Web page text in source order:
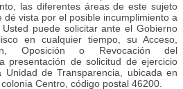
las diferentes áreas de este sujeto
vista por el posible incumplimiento a
puede solicitar ante el Gobierno
en cualquier tiempo, su Acceso,
Oposición o Revocación del
presentación de solicitud de ejercicio
de Transparencia, ubicada en
Centro, código postal 46200.